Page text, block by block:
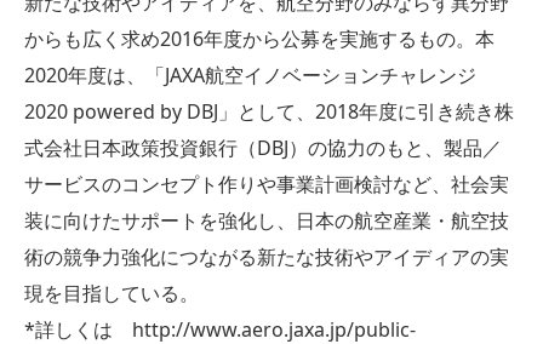
からも広く求め2016年度から公募を実施するもの。本
2020年度は、「JAXA航空イノベーションチャレンジ
2020 powered by DBJ」として、2018年度に引き続き株
式会社日本政策投資銀行（DBJ）の協力のもと、製品／
サービスのコンセプト作りや事業計画検討など、社会実
装に向けたサポートを強化し、日本の航空産業・航空技
術の競争力強化につながる新たな技術やアイディアの実
現を目指している。
*詳しくは http://www.aero.jaxa.jp/public-